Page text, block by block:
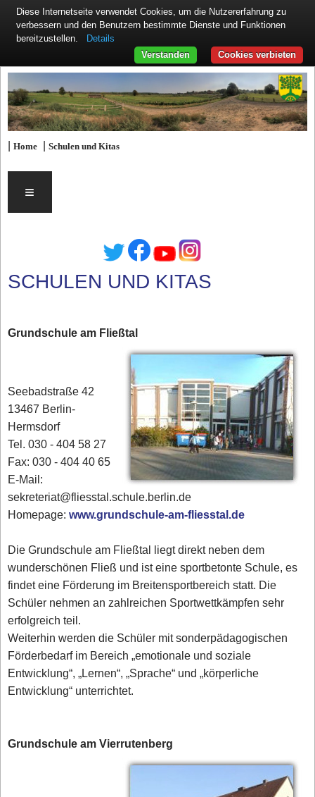
|Home |Schulen und Kitas
≡
SCHULEN UND KITAS
Grundschule am Fließtal
Seebadstraße 42
13467 Berlin-
Hermsdorf
Tel. 030 - 404 58 27
Fax: 030 - 404 40 65
E-Mail:
sekreteriat@fliesstal.schule.berlin.de
Homepage:www.grundschule-am-fliesstal.de
Die Grundschule am Fließtal liegt direkt neben dem
wunderschönen Fließ und ist eine sportbetonte Schule, es
findet eine Förderung im Breitensportbereich statt. Die
Schüler nehmen an zahlreichen Sportwettkämpfen sehr
erfolgreich teil.
Weiterhin werden die Schüler mit sonderpädagogischen
Förderbedarf im Bereich „emotionale und soziale
Entwicklung“, „Lernen“, „Sprache“ und „körperliche
Entwicklung“ unterrichtet.
Grundschule am Vierrutenberg
Diese Internetseite verwendet Cookies, um die Nutzererfahrung zu
verbessern und den Benutzern bestimmte Dienste und Funktionen
bereitzustellen.
Details
Cookies verbieten
Verstanden